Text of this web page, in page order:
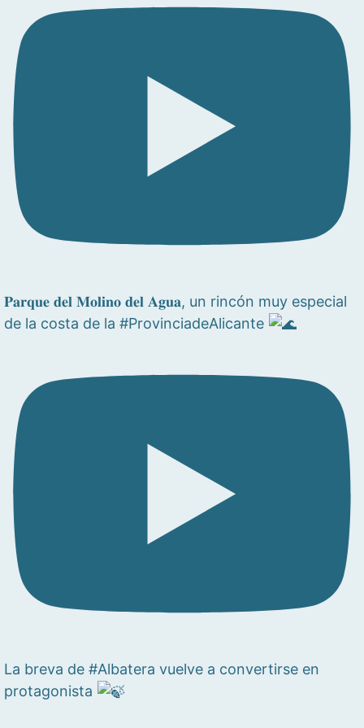
𝐏𝐚𝐫𝐪𝐮𝐞 𝐝𝐞𝐥 𝐌𝐨𝐥𝐢𝐧𝐨 𝐝𝐞𝐥 𝐀𝐠𝐮𝐚, un rincón muy especial
de la costa de la #ProvinciadeAlicante
La breva de #Albatera vuelve a convertirse en
protagonista